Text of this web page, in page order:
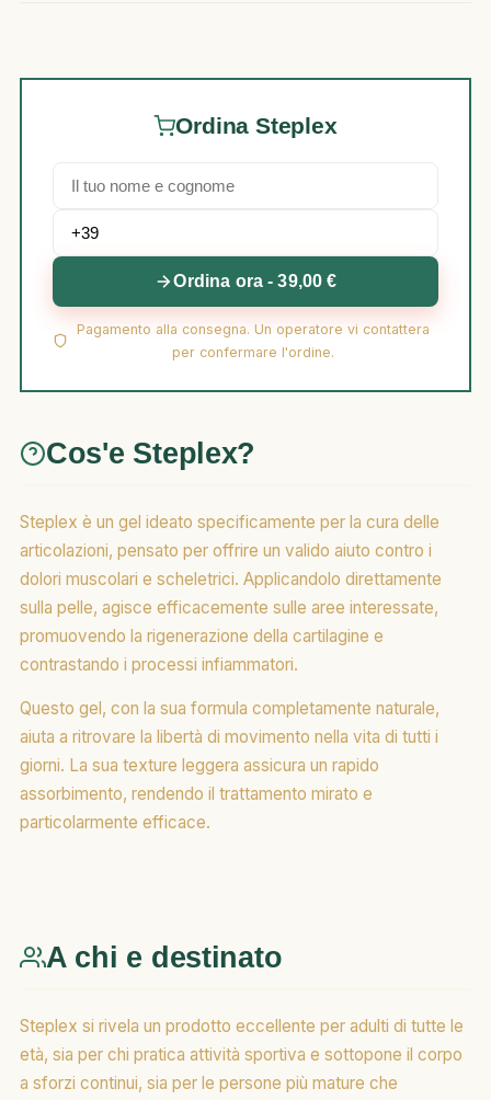
Ordina Steplex
Ordina ora - 39,00 €
Pagamento alla consegna. Un operatore vi contattera
per confermare l'ordine.
Cos'e Steplex?
Steplex è un gel ideato specificamente per la cura delle
articolazioni, pensato per offrire un valido aiuto contro i
dolori muscolari e scheletrici. Applicandolo direttamente
sulla pelle, agisce efficacemente sulle aree interessate,
promuovendo la rigenerazione della cartilagine e
contrastando i processi infiammatori.
Questo gel, con la sua formula completamente naturale,
aiuta a ritrovare la libertà di movimento nella vita di tutti i
giorni. La sua texture leggera assicura un rapido
assorbimento, rendendo il trattamento mirato e
particolarmente efficace.
A chi e destinato
Steplex si rivela un prodotto eccellente per adulti di tutte le
età, sia per chi pratica attività sportiva e sottopone il corpo
a sforzi continui, sia per le persone più mature che